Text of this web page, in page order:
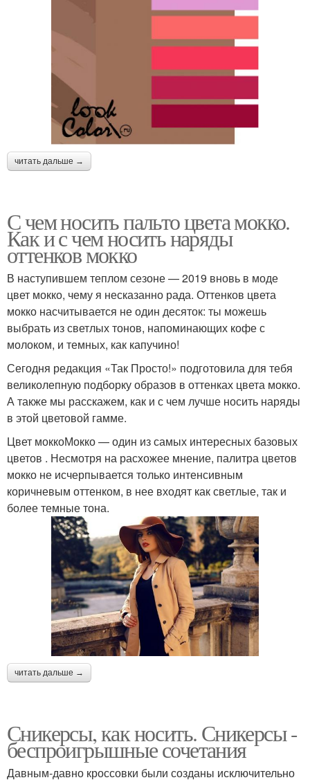
читать дальше →
С чем носить пальто цвета мокко.
Как и с чем носить наряды
оттенков мокко
В наступившем теплом сезоне — 2019 вновь в моде
цвет мокко, чему я несказанно рада. Оттенков цвета
мокко насчитывается не один десяток: ты можешь
выбрать из светлых тонов, напоминающих кофе с
молоком, и темных, как капучино!
Сегодня редакция «Так Просто!» подготовила для тебя
великолепную подборку образов в оттенках цвета мокко.
А также мы расскажем, как и с чем лучше носить наряды
в этой цветовой гамме.
Цвет моккоМокко — один из самых интересных базовых
цветов . Несмотря на расхожее мнение, палитра цветов
мокко не исчерпывается только интенсивным
коричневым оттенком, в нее входят как светлые, так и
более темные тона.
читать дальше →
Сникерсы, как носить. Сникерсы -
беспроигрышные сочетания
Давным-давно кроссовки были созданы исключительно